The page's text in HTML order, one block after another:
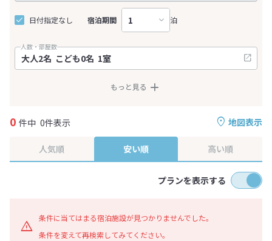
日付指定なし 宿泊期間 泊
人数・部屋数
もっと見る
地図表示
0 件中 0件表示
人気順 安い順 高い順
プランを表示する
条件に当てはまる宿泊施設が見つかりませんでした。
条件を変えて再検索してみてください。